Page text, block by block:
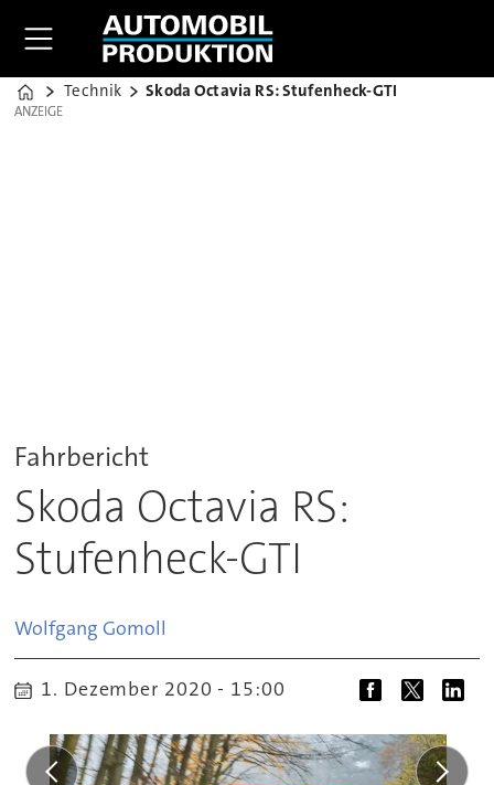
Home
Technik Skoda Octavia RS: Stufenheck-GTI
ANZEIGE
ANZEIGE
Fahrbericht
Skoda Octavia RS:
Stufenheck-GTI
Wolfgang Gomoll
1. Dezember 2020 - 15:00